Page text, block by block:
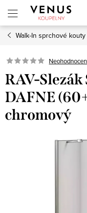
obsah
Walk-In sprchové kouty
RAV-
DAFNE
chromový